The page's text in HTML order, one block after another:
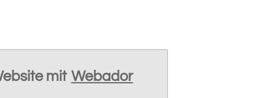
mit Webador